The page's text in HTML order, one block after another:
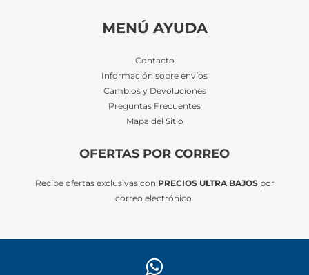
MENÚ AYUDA
Contacto
Información sobre envíos
Cambios y Devoluciones
Preguntas Frecuentes
Mapa del Sitio
OFERTAS POR CORREO
Recibe ofertas exclusivas con PRECIOS ULTRA BAJOSpor
correo electrónico.